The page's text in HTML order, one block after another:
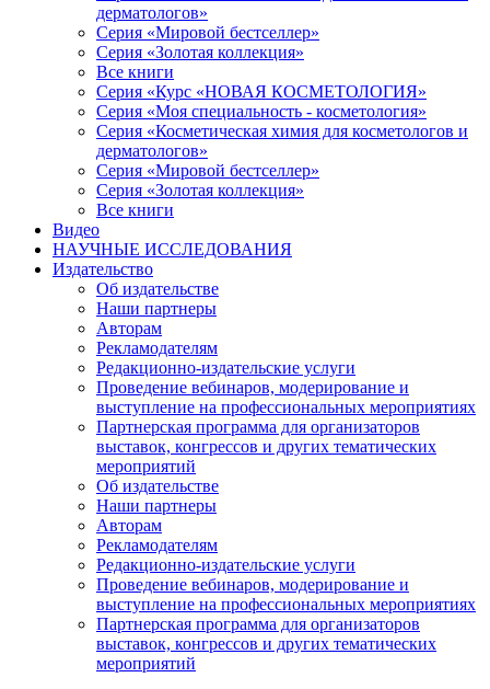
дерматологов»
Серия «Мировой бестселлер»
Серия «Золотая коллекция»
Все книги
Серия «Курс «НОВАЯ КОСМЕТОЛОГИЯ»
Серия «Моя специальность - косметология»
Серия «Косметическая химия для косметологов и
дерматологов»
Серия «Мировой бестселлер»
Серия «Золотая коллекция»
Все книги
Видео
НАУЧНЫЕ ИССЛЕДОВАНИЯ
Издательство
Об издательстве
Наши партнеры
Авторам
Рекламодателям
Редакционно-издательские услуги
Проведение вебинаров, модерирование и
выступление на профессиональных мероприятиях
Партнерская программа для организаторов
выставок, конгрессов и других тематических
мероприятий
Об издательстве
Наши партнеры
Авторам
Рекламодателям
Редакционно-издательские услуги
Проведение вебинаров, модерирование и
выступление на профессиональных мероприятиях
Партнерская программа для организаторов
выставок, конгрессов и других тематических
мероприятий